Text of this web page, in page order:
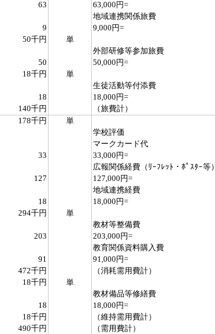
63 63,000円=
地域連携関係旅費
9 9,000円=
50千円 単
外部研修等参加旅費
50 50,000円=
18千円 単
生徒活動等付添費
18 18,000円=
140千円 （旅費計）
178千円 単
学校評価
マークカード代
33 33,000円=
広報関係経費（ﾘｰﾌﾚｯﾄ・ﾎﾟｽﾀｰ等）
127 127,000円=
地域連携経費
18 18,000円=
294千円 単
教材等整備費
203 203,000円=
教育関係資料購入費
91 91,000円=
472千円 （消耗需用費計）
18千円 単
教材備品等修繕費
18 18,000円=
18千円 （維持需用費計）
490千円 （需用費計）